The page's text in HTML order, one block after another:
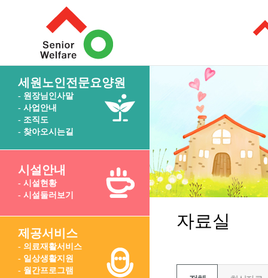
세원노인전문요양원
- 원장님인사말
- 사업안내
- 조직도
- 찾아오시는길
시설안내
- 시설현황
- 시설둘러보기
제공서비스
- 의료재활서비스
- 일상생활지원
- 월간프로그램
자료실